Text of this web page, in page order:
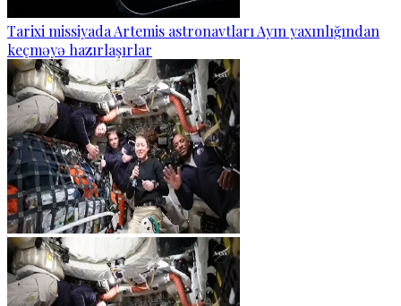
Tarixi missiyada Artemis astronavtları Ayın yaxınlığından
keçməyə hazırlaşırlar